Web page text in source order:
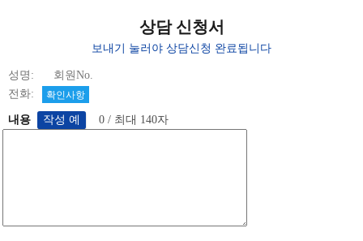
상담 신청서
보내기 눌러야 상담신청 완료됩니다
성명: 회원No.
전화:
확인사항
내용 0 / 최대 140자